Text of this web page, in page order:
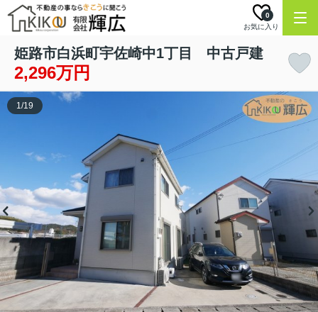
お気に入り
0
姫路市白浜町宇佐崎中1丁目 中古戸建
2,296万円
1/19